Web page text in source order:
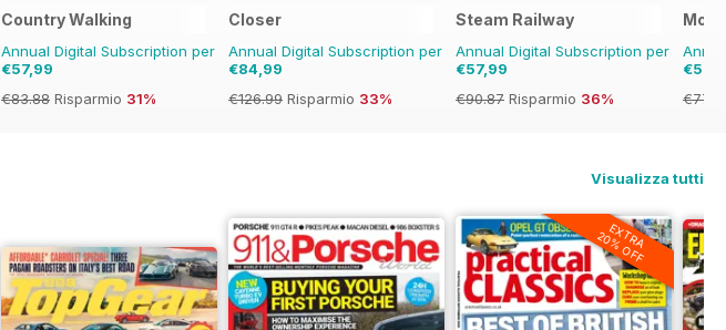
Country Walking
Annual Digital Subscription per
€57,99
€83.88 Risparmio 31%
Closer
Annual Digital Subscription per
€84,99
€126.99 Risparmio 33%
Steam Railway
Annual Digital Subscription per
€57,99
€90.87 Risparmio 36%
Visualizza tutti
EXTRA
20% OFF